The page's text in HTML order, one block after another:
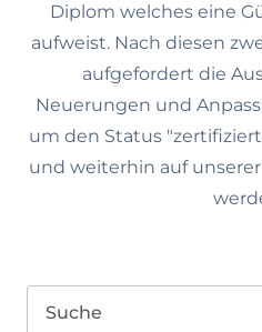
Diplom welches eine
aufweist. Nach diesen
aufgefordert die
Neuerungen und
um den Status
und weiterhin auf